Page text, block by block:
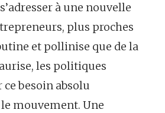
à une nouvelle
plus proches
et pollinise que de la
les politiques
besoin absolu
mouvement. Une